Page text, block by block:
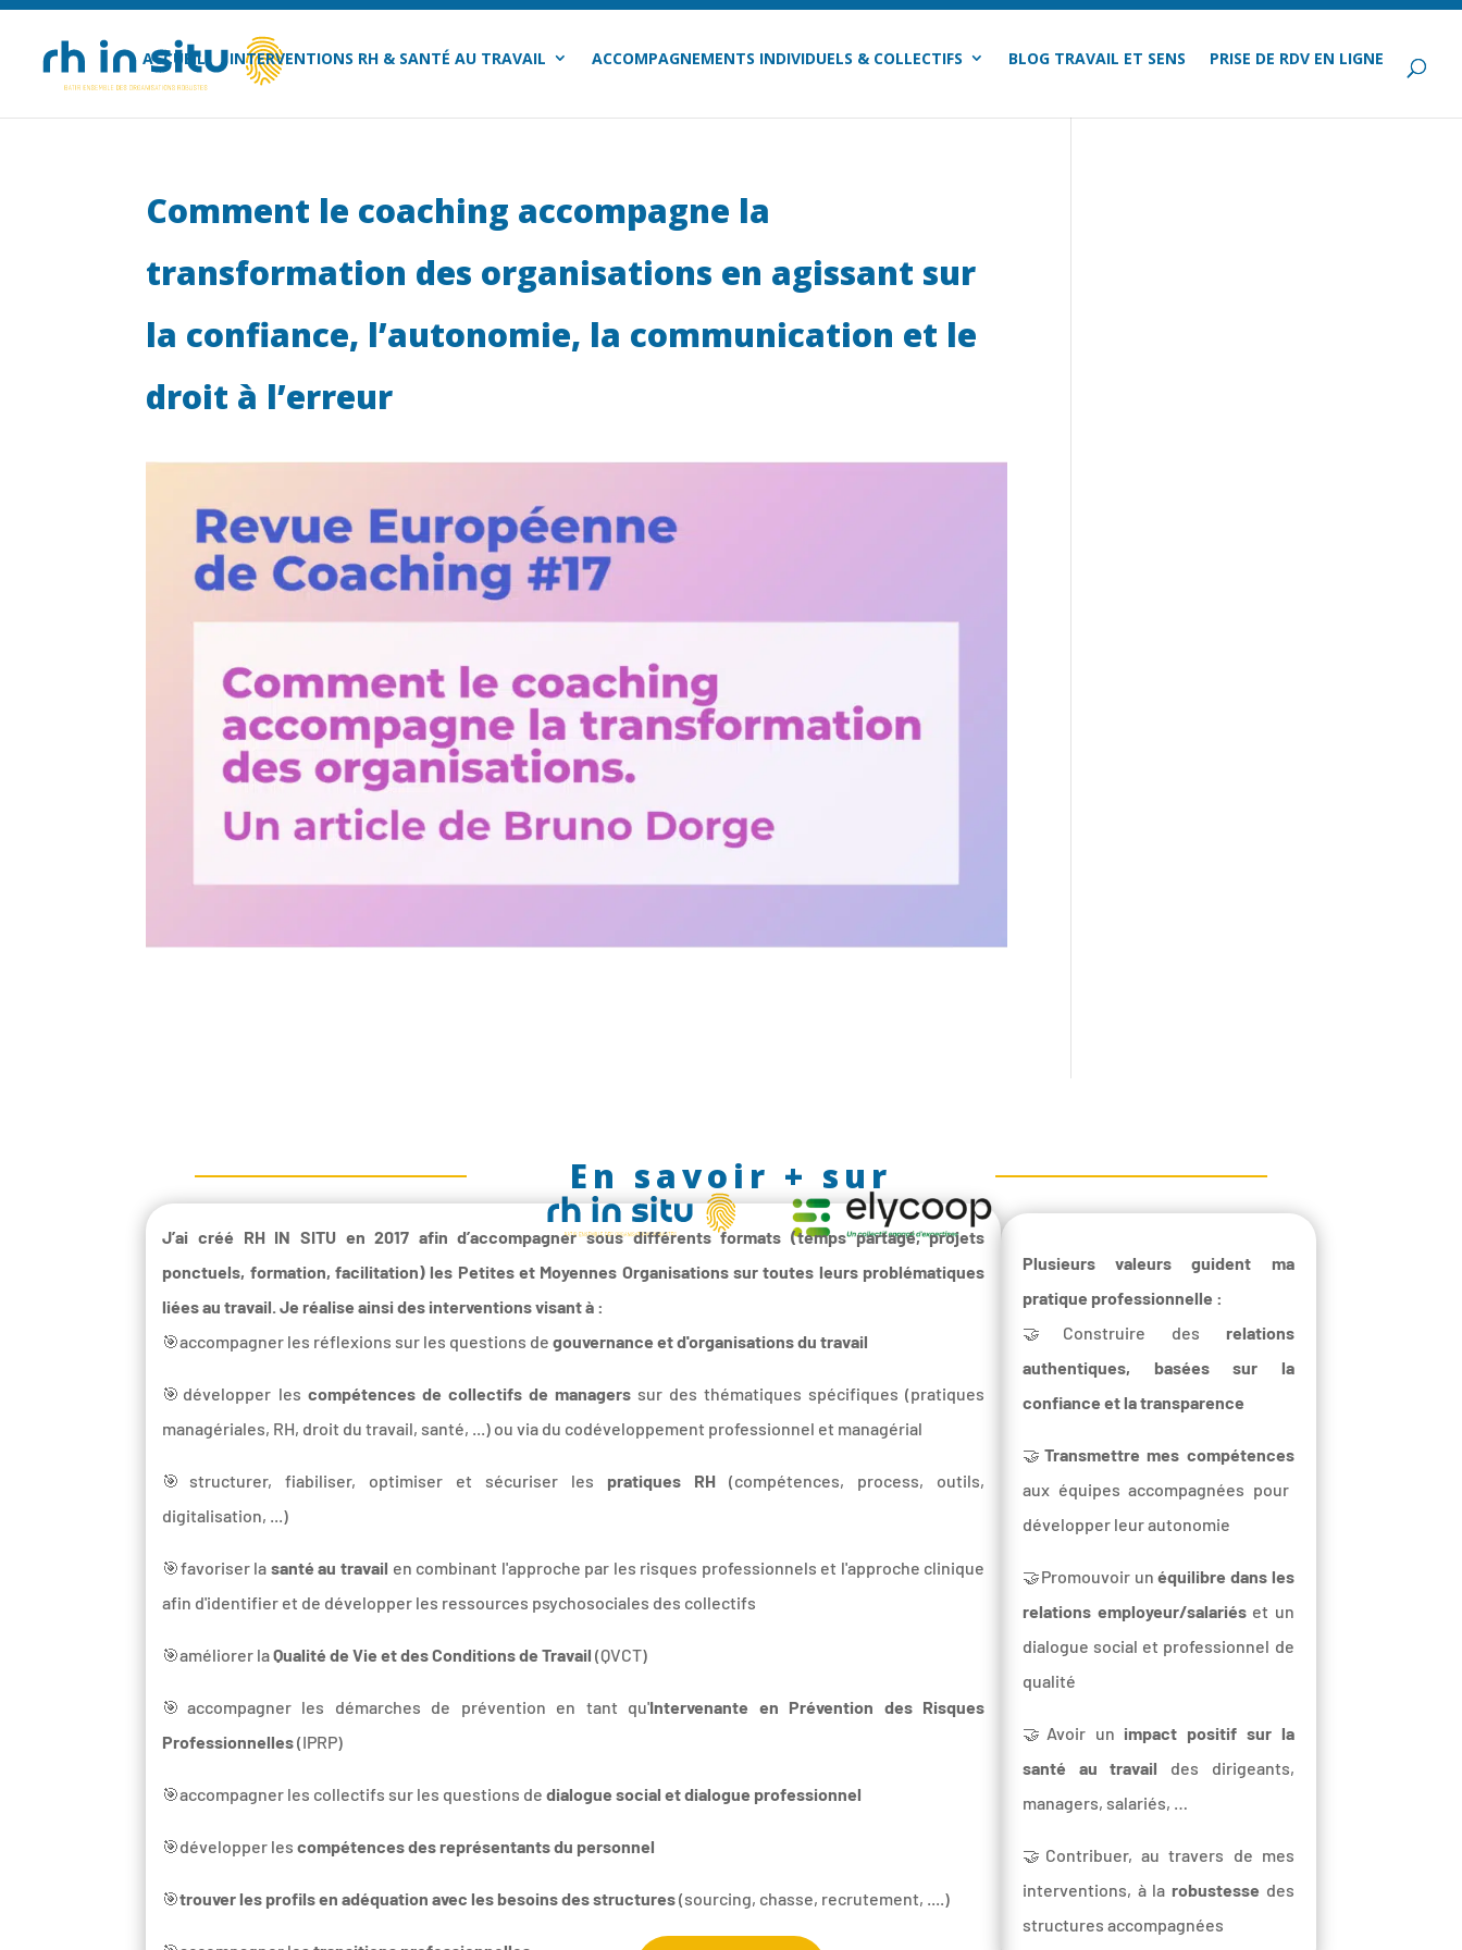
ACCUEIL INTERVENTIONS RH & SANTÉ AU TRAVAIL ACCOMPAGNEMENTS INDIVIDUELS & COLLECTIFS BLOG TRAVAIL ET SENS PRISE DE RDV EN LIGNE
Comment le coaching accompagne la
transformation des organisations en agissant sur
la confiance, l’autonomie, la communication et le
droit à l’erreur
En savoir + sur
J’ai créé RH IN SITU en 2017 afin d’accompagner sous différents formats (temps partagé, projets
ponctuels, formation, facilitation) les Petites et Moyennes Organisations sur toutes leurs problématiques
liées au travail. Je réalise ainsi des interventions visant à :
🎯accompagner les réflexions sur les questions degouvernance et d'organisations du travail
🎯développer les compétences de collectifs de managers sur des thématiques spécifiques (pratiques
managériales, RH, droit du travail, santé, ...) ou via du codéveloppement professionnel et managérial
🎯structurer, fiabiliser, optimiser et sécuriser les pratiques RH (compétences, process, outils,
digitalisation, ...)
🎯favoriser la santé au travail en combinant l'approche par les risques professionnels et l'approche clinique
afin d'identifier et de développer les ressources psychosociales des collectifs
🎯améliorer laQualité de Vie et des Conditions de Travail (QVCT)
🎯accompagner les démarches de prévention en tant qu'Intervenante en Prévention des Risques
Professionnelles(IPRP)
🎯accompagner les collectifs sur les questions dedialogue social et dialogue professionnel
🎯développer lescompétences des représentants du personnel
🎯trouver les profils en adéquation avec les besoins des structures(sourcing, chasse, recrutement, ....)
Plusieurs valeurs guident ma
pratique professionnelle :
🤝Construire des relations
authentiques, basées sur la
confiance et la transparence
🤝 Transmettre mes compétences
aux équipes accompagnées pour
développer leur autonomie
🤝Promouvoir unéquilibre dans les
relations employeur/salariéset un
dialogue social et professionnel de
qualité
🤝Avoir un impact positif sur la
santé au travail des dirigeants,
managers, salariés, …
🤝Contribuer, au travers de mes
interventions, à la robustesse des
structures accompagnées